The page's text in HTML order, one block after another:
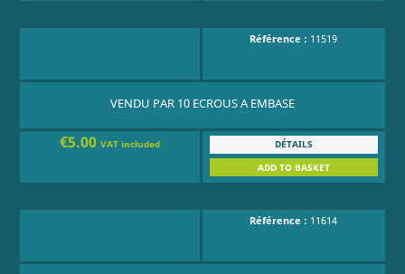
Référence : 11519
VENDU PAR 10 ECROUS A EMBASE
€5.00VAT included
DÉTAILS
ADD TO BASKET
Référence : 11614